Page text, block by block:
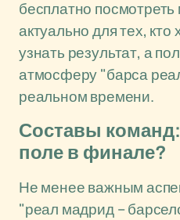
бесплатно
актуально для тех, кто
узнать результат, а
атмосферу "барса
реальном времени.
Составы
поле в финале?
Не менее важным
"реал мадрид –